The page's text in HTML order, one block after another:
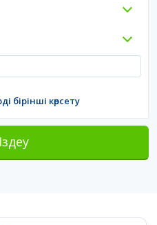
бірінші көрсету
Іздеу